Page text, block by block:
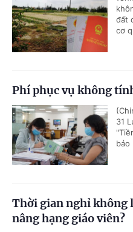
đất
cơ
Phí phục vụ không
31
bảo
Thời gian nghỉ không
nâng hạng giáo viên?